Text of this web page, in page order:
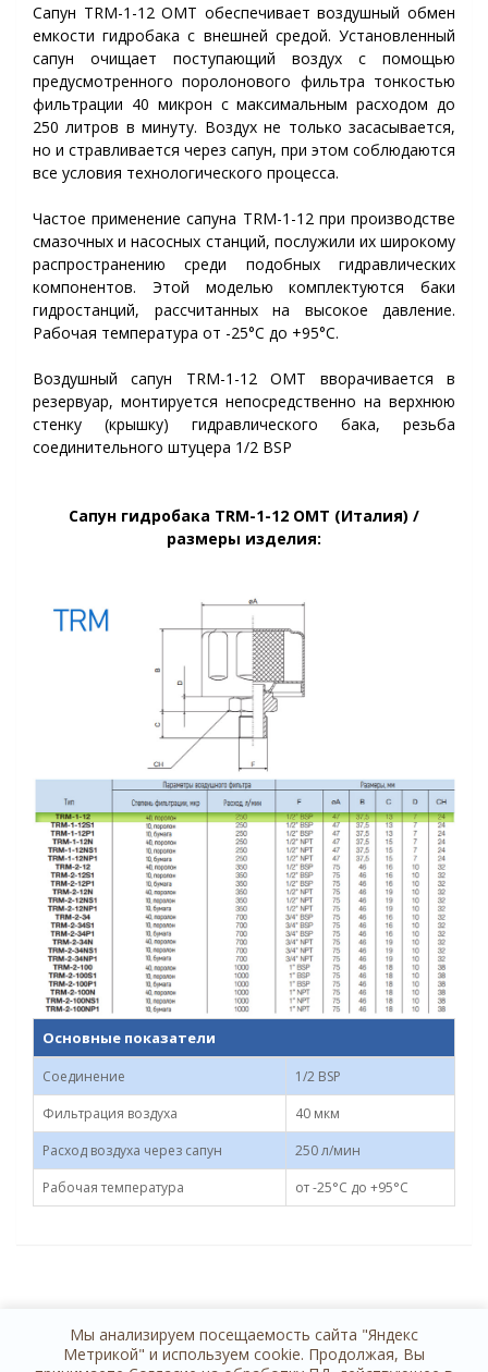
Сапун TRM-1-12 OMT обеспечивает воздушный обмен
емкости гидробака с внешней средой. Установленный
сапун очищает поступающий воздух с помощью
предусмотренного поролонового фильтра тонкостью
фильтрации 40 микрон с максимальным расходом до
250 литров в минуту. Воздух не только засасывается,
но и стравливается через сапун, при этом соблюдаются
все условия технологического процесса.
Частое применение сапуна TRM-1-12 при производстве
смазочных и насосных станций, послужили их широкому
распространению среди подобных гидравлических
компонентов. Этой моделью комплектуются баки
гидростанций, рассчитанных на высокое давление.
Рабочая температура от -25°C до +95°C.
Воздушный сапун TRM-1-12 OMT вворачивается в
резервуар, монтируется непосредственно на верхнюю
стенку (крышку) гидравлического бака, резьба
соединительного штуцера 1/2 BSP
Сапун гидробака TRM-1-12 OMT (Италия) /
размеры изделия:
Основные показатели
Соединение
1/2 BSP
Фильтрация воздуха
40 мкм
Расход воздуха через сапун
250 л/мин
Рабочая температура
от -25°C до +95°C
Мы анализируем посещаемость сайта "Яндекс
Метрикой" и используем cookie. Продолжая, Вы